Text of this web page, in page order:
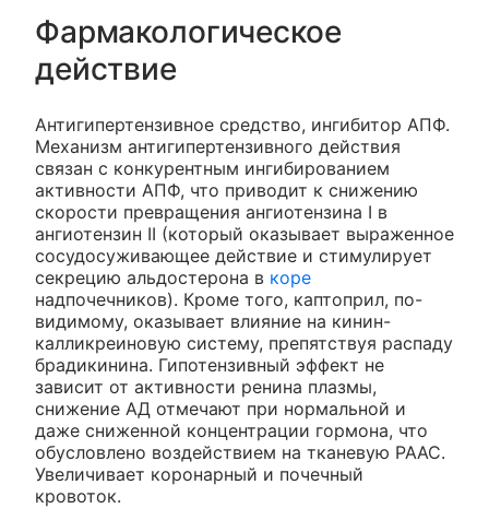
Фармакологическое
действие
Антигипертензивное средство, ингибитор АПФ.
Механизм антигипертензивного действия
связан с конкурентным ингибированием
активности АПФ, что приводит к снижению
скорости превращения ангиотензина I в
ангиотензин II (который оказывает выраженное
сосудосуживающее действие и стимулирует
секрецию альдостерона в коре
надпочечников). Кроме того, каптоприл, по-
видимому, оказывает влияние на кинин-
калликреиновую систему, препятствуя распаду
брадикинина. Гипотензивный эффект не
зависит от активности ренина плазмы,
снижение АД отмечают при нормальной и
даже сниженной концентрации гормона, что
обусловлено воздействием на тканевую РААС.
Увеличивает коронарный и почечный
кровоток.